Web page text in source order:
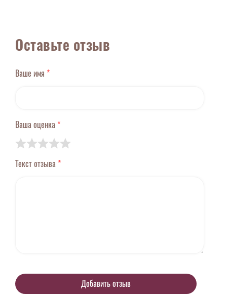
Оставьте отзыв
Ваше имя *
Ваша оценка *
Текст отзыва *